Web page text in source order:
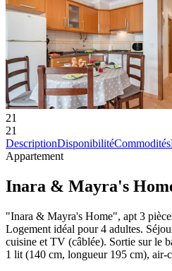
21
21
DescriptionDisponibilitéCommodités
Appartement
Inara & Mayra's
"Inara & Mayra's Home", apt 3
Logement idéal pour 4 adultes.
cuisine et TV (câblée). Sortie sur le
1 lit (140 cm, longueur 195 cm), air-